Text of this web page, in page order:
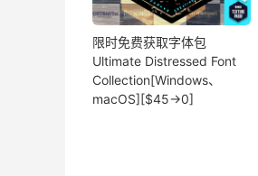
限时免费获取字体包
Ultimate Distressed Font
Collection[Windows、
macOS][$45→0]